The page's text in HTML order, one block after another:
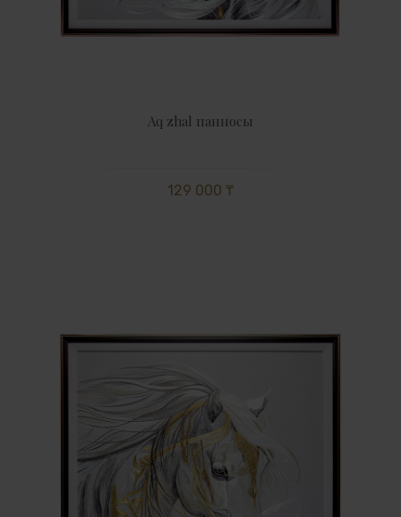
Aq zhal панносы
129 000 ₸